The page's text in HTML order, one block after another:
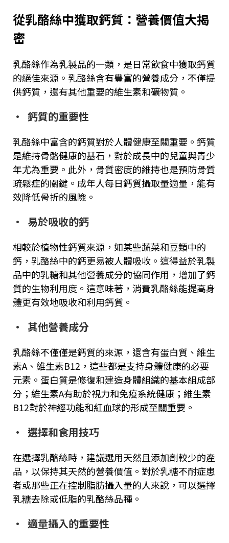
從乳酪絲中獲取鈣質：營養價值大揭
密
乳酪絲作為乳製品的一類，是日常飲食中獲取鈣質
的絕佳來源。乳酪絲含有豐富的營養成分，不僅提
供鈣質，還有其他重要的維生素和礦物質。
· 鈣質的重要性
乳酪絲中富含的鈣質對於人體健康至關重要。鈣質
是維持骨骼健康的基石，對於成長中的兒童與青少
年尤為重要。此外，骨質密度的維持也是預防骨質
疏鬆症的關鍵。成年人每日鈣質攝取量適量，能有
效降低骨折的風險。
· 易於吸收的鈣
相較於植物性鈣質來源，如某些蔬菜和豆類中的
鈣，乳酪絲中的鈣更易被人體吸收。這得益於乳製
品中的乳糖和其他營養成分的協同作用，增加了鈣
質的生物利用度。這意味著，消費乳酪絲能提高身
體更有效地吸收和利用鈣質。
· 其他營養成分
乳酪絲不僅僅是鈣質的來源，還含有蛋白質、維生
素A 、維生素B12 ，這些都是支持身體健康的必要
元素。蛋白質是修復和建造身體組織的基本組成部
分；維生素A有助於視力和免疫系統健康；維生素
B12對於神經功能和紅血球的形成至關重要。
· 選擇和食用技巧
在選擇乳酪絲時，建議選用天然且添加劑較少的產
品，以保持其天然的營養價值。對於乳糖不耐症患
者或那些正在控制脂肪攝入量的人來說，可以選擇
乳糖去除或低脂的乳酪絲品種。
· 適量攝入的重要性